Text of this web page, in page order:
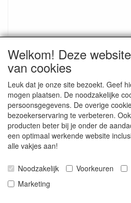
Tweebladige vloertrekker
blauw
2C polipropyleen met rubber
Welkom! Deze
van cookies
Leuk dat je onze site bezoekt. Geef
mogen plaatsen. De noodzakelijke
persoonsgegevens. De overige
bezoekerservaring te verbeteren.
producten beter bij je onder de
een optimaal werkende website
alle vakjes aan!
Noodzakelijk Voorkeuren
Marketing